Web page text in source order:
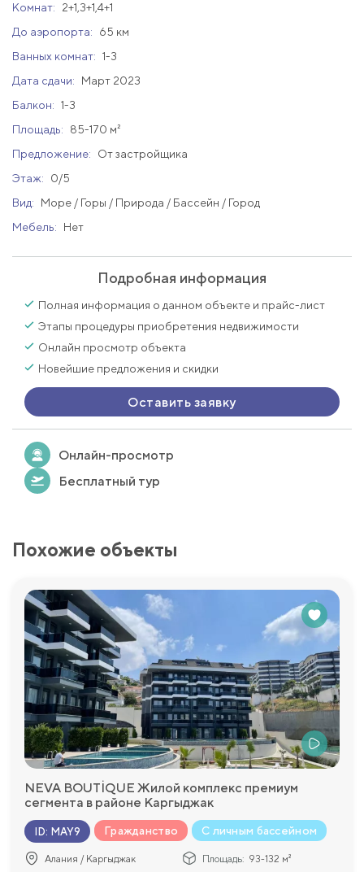
Комнат:
2+1,3+1,4+1
До аэропорта:
65 км
Ванных комнат: 1-3
Дата сдачи:
Март 2023
Балкон: 1-3
Площадь:
85-170 м²
Предложение:
От застройщика
Этаж:
0/5
Вид:
Море / Горы / Природа / Бассейн / Город
Мебель:
Нет
Подробная информация
Полная информация о данном объекте и прайс-лист
Этапы процедуры приобретения недвижимости
Онлайн просмотр объекта
Новейшие предложения и скидки
Оставить заявку
Онлайн-просмотр
Бесплатный тур
Похожие объекты
NEVA BOUTİQUE Жилой комплекс премиум
сегмента в районе Каргыджак
ID: MAY9 Гражданство С личным бассейном
Алания / Каргыджак Площадь: 93-132 м²